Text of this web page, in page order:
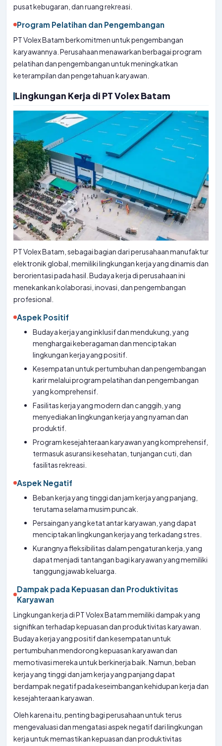
pusat kebugaran, dan ruang rekreasi.
Program Pelatihan dan Pengembangan
PT Volex Batam berkomitmen untuk pengembangan
karyawannya. Perusahaan menawarkan berbagai program
pelatihan dan pengembangan untuk meningkatkan
keterampilan dan pengetahuan karyawan.
Lingkungan Kerja di PT Volex Batam
PT Volex Batam, sebagai bagian dari perusahaan manufaktur
elektronik global, memiliki lingkungan kerja yang dinamis dan
berorientasi pada hasil. Budaya kerja di perusahaan ini
menekankan kolaborasi, inovasi, dan pengembangan
profesional.
Aspek Positif
Budaya kerja yang inklusif dan mendukung, yang
menghargai keberagaman dan menciptakan
lingkungan kerja yang positif.
Kesempatan untuk pertumbuhan dan pengembangan
karir melalui program pelatihan dan pengembangan
yang komprehensif.
Fasilitas kerja yang modern dan canggih, yang
menyediakan lingkungan kerja yang nyaman dan
produktif.
Program kesejahteraan karyawan yang komprehensif,
termasuk asuransi kesehatan, tunjangan cuti, dan
fasilitas rekreasi.
Aspek Negatif
Beban kerja yang tinggi dan jam kerja yang panjang,
terutama selama musim puncak.
Persaingan yang ketat antar karyawan, yang dapat
menciptakan lingkungan kerja yang terkadang stres.
Kurangnya fleksibilitas dalam pengaturan kerja, yang
dapat menjadi tantangan bagi karyawan yang memiliki
tanggung jawab keluarga.
Dampak pada Kepuasan dan Produktivitas
Karyawan
Lingkungan kerja di PT Volex Batam memiliki dampak yang
signifikan terhadap kepuasan dan produktivitas karyawan.
Budaya kerja yang positif dan kesempatan untuk
pertumbuhan mendorong kepuasan karyawan dan
memotivasi mereka untuk berkinerja baik. Namun, beban
kerja yang tinggi dan jam kerja yang panjang dapat
berdampak negatif pada keseimbangan kehidupan kerja dan
kesejahteraan karyawan.
Oleh karena itu, penting bagi perusahaan untuk terus
mengevaluasi dan mengatasi aspek negatif dari lingkungan
kerja untuk memastikan kepuasan dan produktivitas